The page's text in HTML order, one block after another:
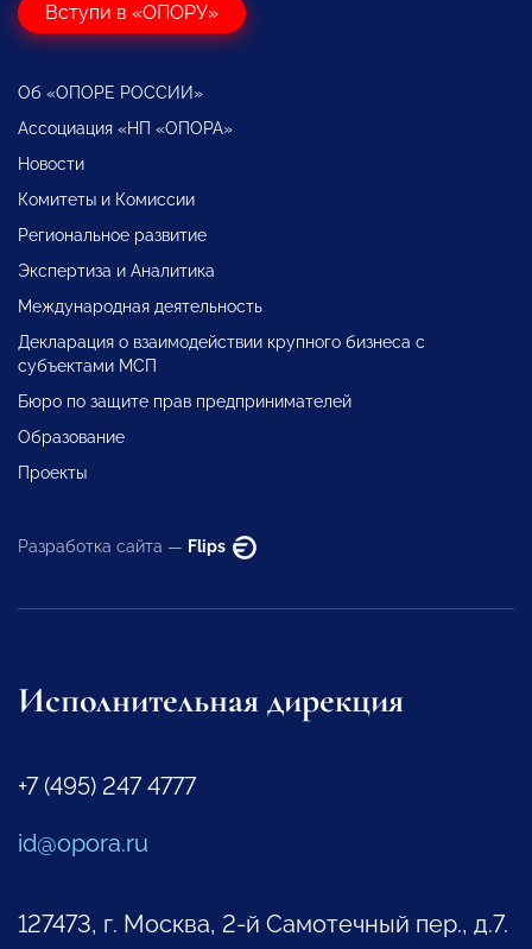
Вступи в «ОПОРУ»
Об «ОПОРЕ РОССИИ»
Ассоциация «НП «ОПОРА»
Новости
Комитеты и Комиссии
Региональное развитие
Экспертиза и Аналитика
Международная деятельность
Декларация о взаимодействии крупного бизнеса с
субъектами МСП
Бюро по защите прав предпринимателей
Образование
Проекты
Разработка сайта — Flips
Исполнительная дирекция
+7 (495) 247 4777
id@opora.ru
127473, г. Москва, 2-й Самотечный пер., д.7.